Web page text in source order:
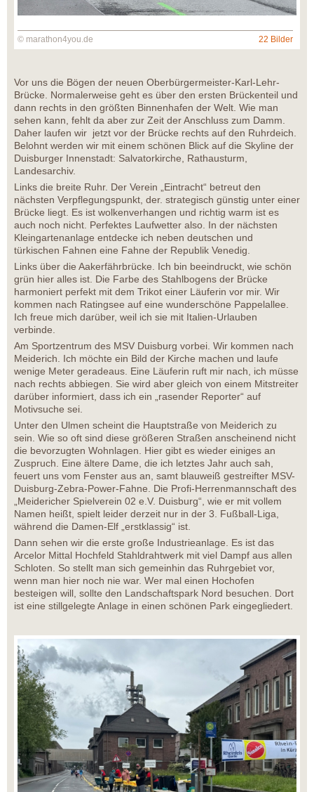
© marathon4you.de 22 Bilder
Vor uns die Bögen der neuen Oberbürgermeister-Karl-Lehr-
Brücke. Normalerweise geht es über den ersten Brückenteil und
dann rechts in den größten Binnenhafen der Welt. Wie man
sehen kann, fehlt da aber zur Zeit der Anschluss zum Damm.
Daher laufen wir jetzt vor der Brücke rechts auf den Ruhrdeich.
Belohnt werden wir mit einem schönen Blick auf die Skyline der
Duisburger Innenstadt: Salvatorkirche, Rathausturm,
Landesarchiv.
Links die breite Ruhr. Der Verein „Eintracht“ betreut den
nächsten Verpflegungspunkt, der. strategisch günstig unter einer
Brücke liegt. Es ist wolkenverhangen und richtig warm ist es
auch noch nicht. Perfektes Laufwetter also. In der nächsten
Kleingartenanlage entdecke ich neben deutschen und
türkischen Fahnen eine Fahne der Republik Venedig.
Links über die Aakerfährbrücke. Ich bin beeindruckt, wie schön
grün hier alles ist. Die Farbe des Stahlbogens der Brücke
harmoniert perfekt mit dem Trikot einer Läuferin vor mir. Wir
kommen nach Ratingsee auf eine wunderschöne Pappelallee.
Ich freue mich darüber, weil ich sie mit Italien-Urlauben
verbinde.
Am Sportzentrum des MSV Duisburg vorbei. Wir kommen nach
Meiderich. Ich möchte ein Bild der Kirche machen und laufe
wenige Meter geradeaus. Eine Läuferin ruft mir nach, ich müsse
nach rechts abbiegen. Sie wird aber gleich von einem Mitstreiter
darüber informiert, dass ich ein „rasender Reporter“ auf
Motivsuche sei.
Unter den Ulmen scheint die Hauptstraße von Meiderich zu
sein. Wie so oft sind diese größeren Straßen anscheinend nicht
die bevorzugten Wohnlagen. Hier gibt es wieder einiges an
Zuspruch. Eine ältere Dame, die ich letztes Jahr auch sah,
feuert uns vom Fenster aus an, samt blauweiß gestreifter MSV-
Duisburg-Zebra-Power-Fahne. Die Profi-Herrenmannschaft des
„Meidericher Spielverein 02 e.V. Duisburg“, wie er mit vollem
Namen heißt, spielt leider derzeit nur in der 3. Fußball-Liga,
während die Damen-Elf „erstklassig“ ist.
Dann sehen wir die erste große Industrieanlage. Es ist das
Arcelor Mittal Hochfeld Stahldrahtwerk mit viel Dampf aus allen
Schloten. So stellt man sich gemeinhin das Ruhrgebiet vor,
wenn man hier noch nie war. Wer mal einen Hochofen
besteigen will, sollte den Landschaftspark Nord besuchen. Dort
ist eine stillgelegte Anlage in einen schönen Park eingegliedert.